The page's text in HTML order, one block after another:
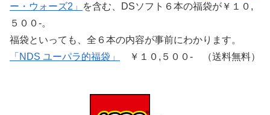
ー・ウォーズ2」
を含む、DSソフト６本の福袋が￥１０,
５００-。
福袋といっても、全６本の内容が事前にわかります。
「NDS ユーパラ的福袋」
￥１０,５００- （送料無料）